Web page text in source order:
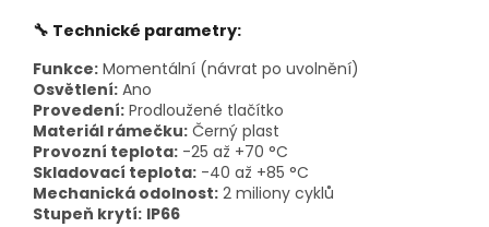
🔧 Technické parametry:
Funkce: Momentální (návrat po uvolnění)
Osvětlení: Ano
Provedení: Prodloužené tlačítko
Materiál rámečku: Černý plast
Provozní teplota: -25 až +70 °C
Skladovací teplota: -40 až +85 °C
Mechanická odolnost: 2 miliony cyklů
Stupeň krytí: IP66